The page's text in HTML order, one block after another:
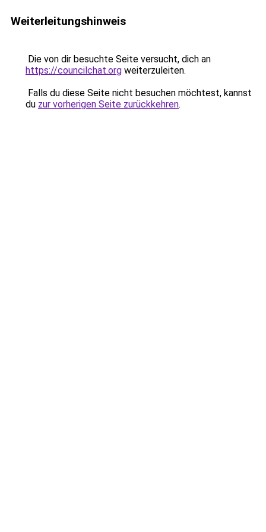
Weiterleitungshinweis
Die von dir besuchte Seite versucht, dich an
https://councilchat.org weiterzuleiten.
Falls du diese Seite nicht besuchen möchtest, kannst
du zur vorherigen Seite zurückkehren.